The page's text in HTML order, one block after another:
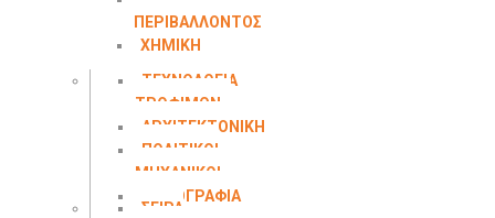
ΠΕΡΙΒΑΛΛΟΝΤΟΣ
ΧΗΜΙΚΗ
ΤΕΧΝΟΛΟΓΙΑ
ΤΡΟΦΙΜΩΝ
ΑΡΧΙΤΕΚΤΟΝΙΚΗ
ΠΟΛΙΤΙΚΟΙ
ΜΗΧΑΝΙΚΟΙ
ΤΟΠΟΓΡΑΦΙΑ
ΣΕΙΡΑ